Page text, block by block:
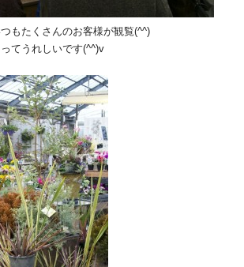
もたくさんのお客様が観覧(^^)
てうれしいです(^^)v